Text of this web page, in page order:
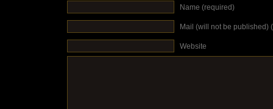
Name (required)
Mail (will not be published)
Website